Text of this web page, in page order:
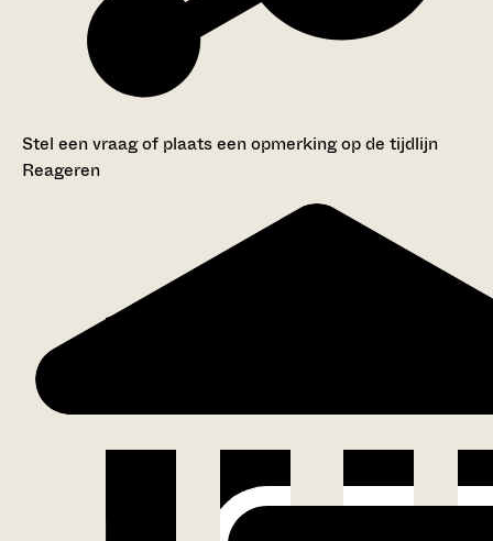
Stel een vraag of plaats een opmerking op de tijdlijn
Reageren